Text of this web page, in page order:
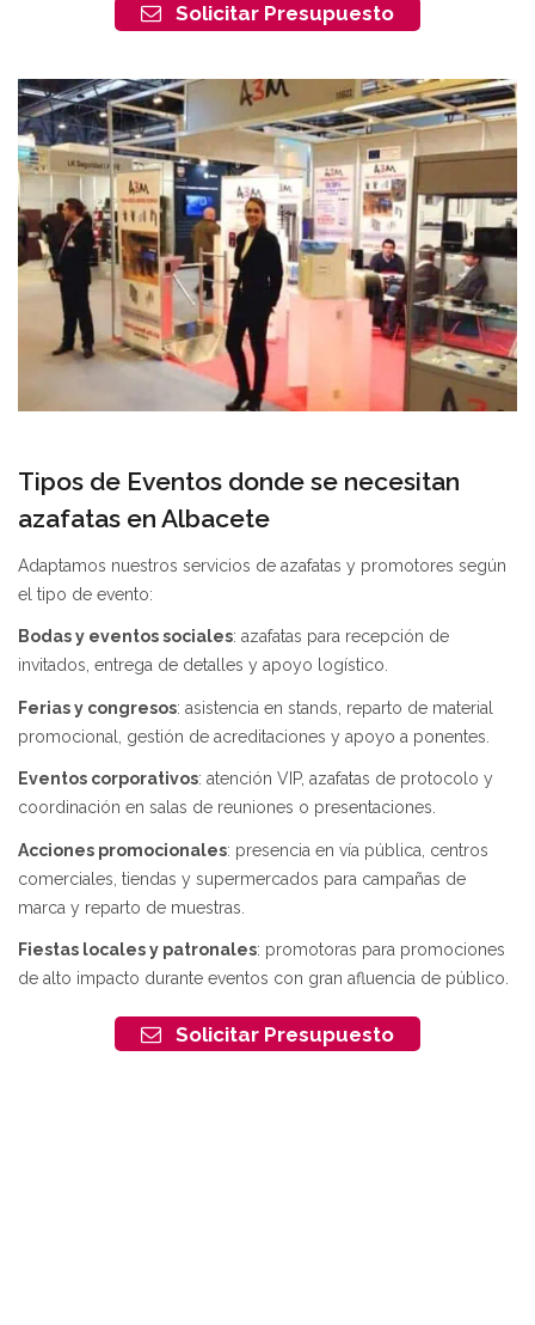
Solicitar Presupuesto
Tipos de Eventos donde se necesitan
azafatas en Albacete
Adaptamos nuestros servicios de azafatas y promotores según
el tipo de evento:
Bodas y eventos sociales: azafatas para recepción de
invitados, entrega de detalles y apoyo logístico.
Ferias y congresos: asistencia en stands, reparto de material
promocional, gestión de acreditaciones y apoyo a ponentes.
Eventos corporativos: atención VIP, azafatas de protocolo y
coordinación en salas de reuniones o presentaciones.
Acciones promocionales: presencia en vía pública, centros
comerciales, tiendas y supermercados para campañas de
marca y reparto de muestras.
Fiestas locales y patronales: promotoras para promociones
de alto impacto durante eventos con gran afluencia de público.
Solicitar Presupuesto